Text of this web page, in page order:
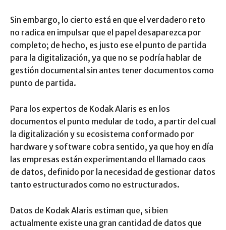
Sin embargo, lo cierto está en que el verdadero reto
no radica en impulsar que el papel desaparezca por
completo; de hecho, es justo ese el punto de partida
para la digitalización, ya que no se podría hablar de
gestión documental sin antes tener documentos como
punto de partida.
Para los expertos de Kodak Alaris es en los
documentos el punto medular de todo, a partir del cual
la digitalización y su ecosistema conformado por
hardware y software cobra sentido, ya que hoy en día
las empresas están experimentando el llamado caos
de datos, definido por la necesidad de gestionar datos
tanto estructurados como no estructurados.
Datos de Kodak Alaris estiman que, si bien
actualmente existe una gran cantidad de datos que